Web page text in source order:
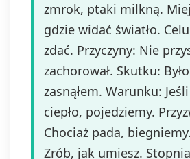
zmrok, ptaki milkną.
gdzie widać światło.
zdać. Przyczyny: Nie
zachorował. Skutku:
zasnąłem. Warunku:
ciepło, pojedziemy.
Chociaż pada,
Zrób, jak umiesz.